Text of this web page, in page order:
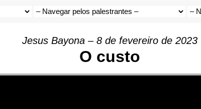
Jesus Bayona – 8 de fevereiro de 2023
O custo